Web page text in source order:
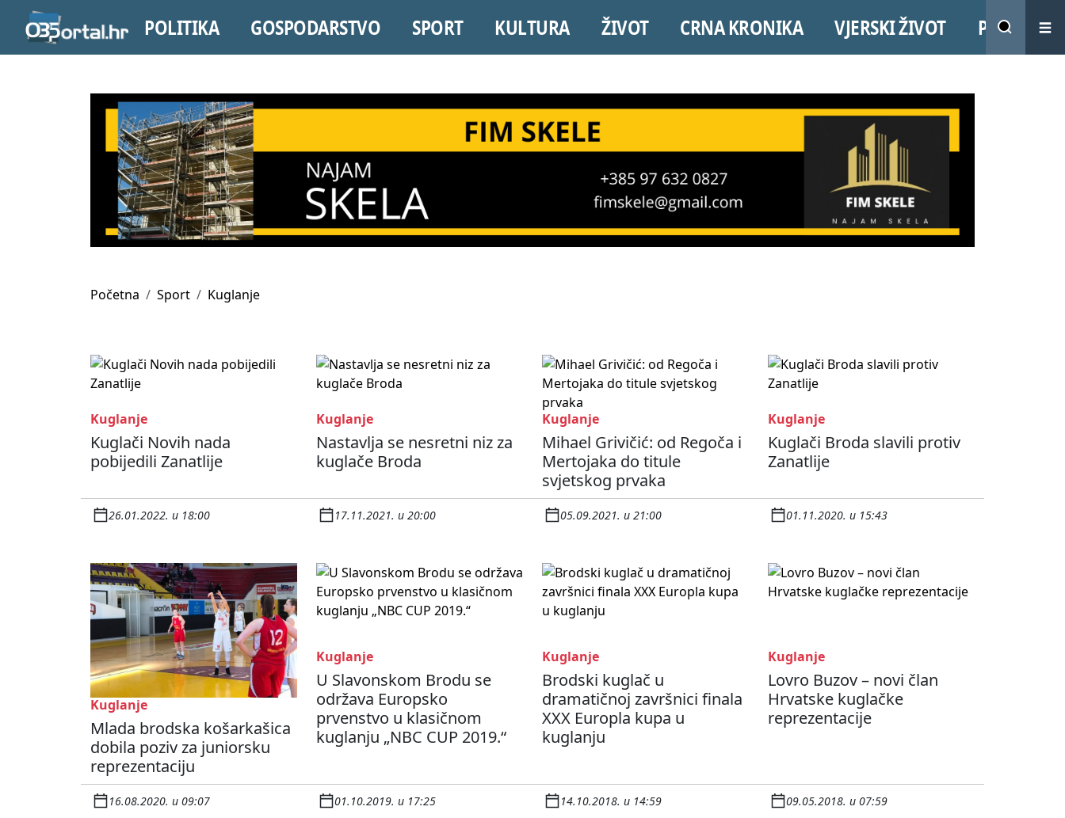
POLITIKA GOSPODARSTVO SPORT KULTURA ŽIVOT CRNA KRONIKA VJERSKI ŽIVOT PROMO
Početna Sport Kuglanje
Kuglanje
Kuglači Novih nada
pobijedili Zanatlije
26.01.2022. u 18:00
Kuglanje
Nastavlja se nesretni niz za
kuglače Broda
17.11.2021. u 20:00
Kuglanje
Mihael Grivičić: od Regoča i
Mertojaka do titule
svjetskog prvaka
05.09.2021. u 21:00
Kuglanje
Kuglači Broda slavili protiv
Zanatlije
01.11.2020. u 15:43
Kuglanje
Mlada brodska košarkašica
dobila poziv za juniorsku
reprezentaciju
16.08.2020. u 09:07
Kuglanje
U Slavonskom Brodu se
održava Europsko
prvenstvo u klasičnom
kuglanju „NBC CUP 2019.“
01.10.2019. u 17:25
Kuglanje
Brodski kuglač u
dramatičnoj završnici finala
XXX Europla kupa u
kuglanju
14.10.2018. u 14:59
Kuglanje
Lovro Buzov – novi član
Hrvatske kuglačke
reprezentacije
09.05.2018. u 07:59